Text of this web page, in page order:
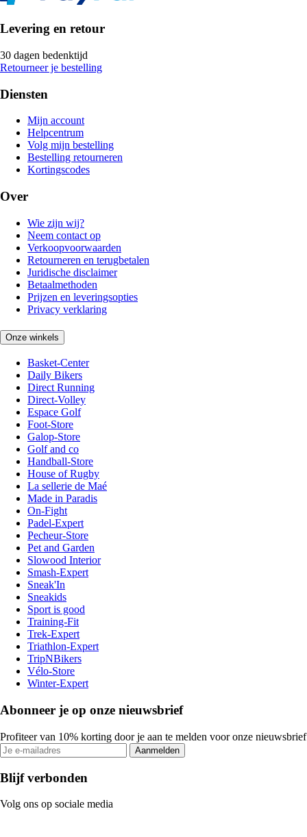
Levering en retour
30 dagen bedenktijd
Retourneer je bestelling
Diensten
Mijn account
Helpcentrum
Volg mijn bestelling
Bestelling retourneren
Kortingscodes
Over
Wie zijn wij?
Neem contact op
Verkoopvoorwaarden
Retourneren en terugbetalen
Juridische disclaimer
Betaalmethoden
Prijzen en leveringsopties
Privacy verklaring
Onze winkels
Basket-Center
Daily Bikers
Direct Running
Direct-Volley
Espace Golf
Foot-Store
Galop-Store
Golf and co
Handball-Store
House of Rugby
La sellerie de Maé
Made in Paradis
On-Fight
Padel-Expert
Pecheur-Store
Pet and Garden
Slowood Interior
Smash-Expert
Sneak'In
Sneakids
Sport is good
Training-Fit
Trek-Expert
Triathlon-Expert
TripNBikers
Vélo-Store
Winter-Expert
Abonneer je op onze nieuwsbrief
Profiteer van 10% korting door je aan te melden voor onze nieuwsbrief
Aanmelden
Blijf verbonden
Volg ons op sociale media